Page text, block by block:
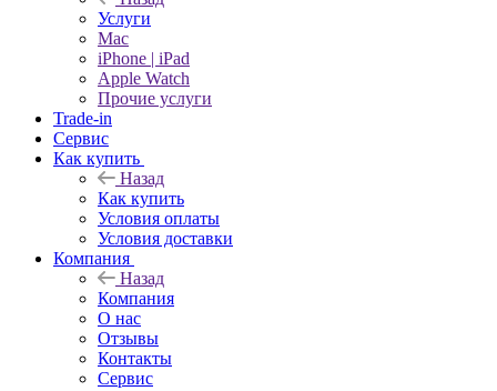
Услуги
Mac
iPhone | iPad
Apple Watch
Прочие услуги
Trade-in
Сервис
Как купить
Назад
Как купить
Условия оплаты
Условия доставки
Компания
Назад
Компания
О нас
Отзывы
Контакты
Сервис